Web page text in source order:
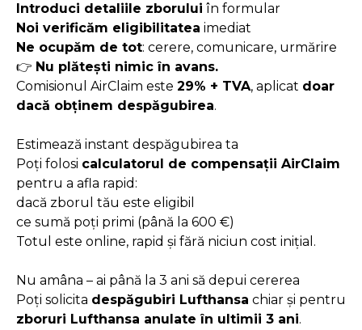
Introduci detaliile zborului în formular
Noi verificăm eligibilitatea imediat
Ne ocupăm de tot: cerere, comunicare, urmărire
👉 Nu plătești nimic în avans.
Comisionul AirClaim este 29% + TVA, aplicat doar
dacă obținem despăgubirea.
Estimează instant despăgubirea ta
Poți folosi calculatorul de compensații AirClaim
pentru a afla rapid:
dacă zborul tău este eligibil
ce sumă poți primi (până la 600 €)
Totul este online, rapid și fără niciun cost inițial.
Nu amâna – ai până la 3 ani să depui cererea
Poți solicita despăgubiri Lufthansa chiar și pentru
zboruri Lufthansa anulate în ultimii 3 ani.